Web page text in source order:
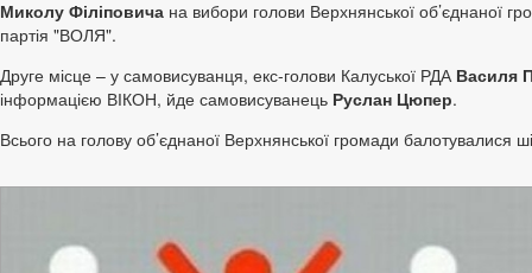
Миколу Філіповича на вибори голови Верхнянської об’єднаної
партія "ВОЛЯ".
Друге місце – у самовисуванця, екс-голови Калуської РДА Василя
інформацією ВІКОН, йде самовисуванець Руслан Цюпер.
Всього на голову об’єднаної Верхнянської громади балотувалися